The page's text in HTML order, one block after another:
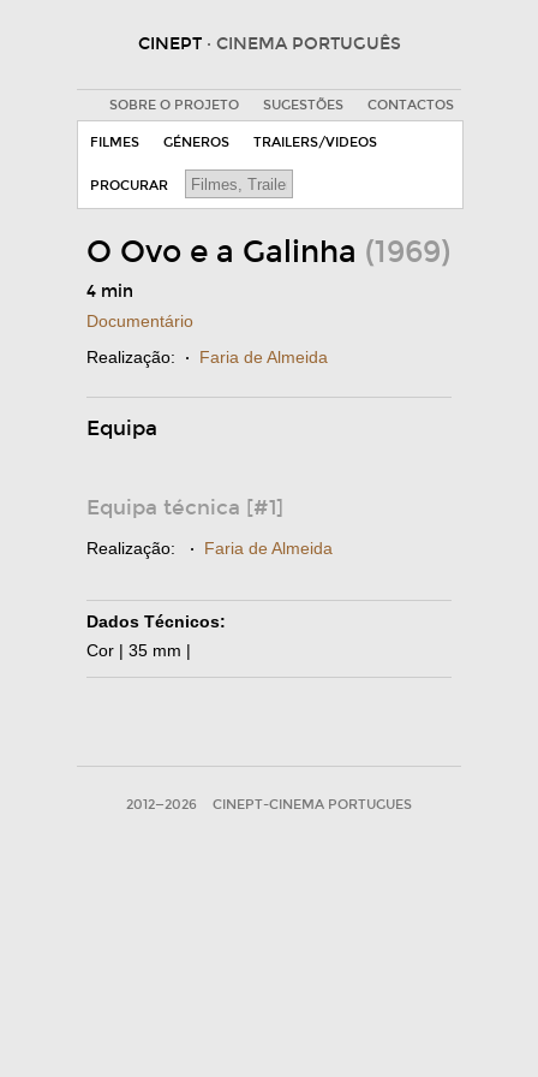
CINEPT · CINEMA PORTUGUÊS
SOBRE O PROJETO SUGESTÕES CONTACTOS
FILMES GÉNEROS TRAILERS/VIDEOS
PROCURAR
O Ovo e a Galinha (1969)
4 min
Documentário
Realização: · Faria de Almeida
Equipa
Equipa técnica [#1]
Realização: · Faria de Almeida
Dados Técnicos:
Cor | 35 mm |
2012—2026 CINEPT-CINEMA PORTUGUES